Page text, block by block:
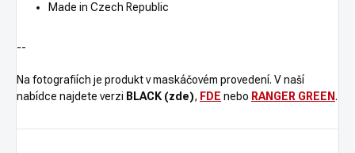
Made in Czech Republic
--
Na fotografiích je produkt v maskáčovém provedení. V naší
nabídce najdete verzi BLACK (zde), FDE nebo RANGER GREEN.